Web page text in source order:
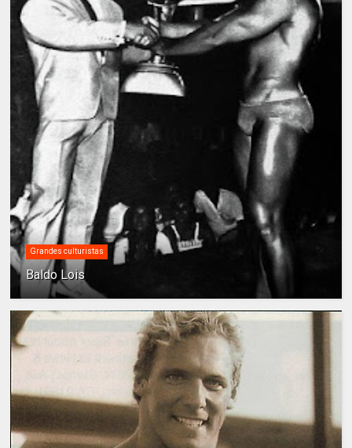
Grandes culturistas
Baldo Lois